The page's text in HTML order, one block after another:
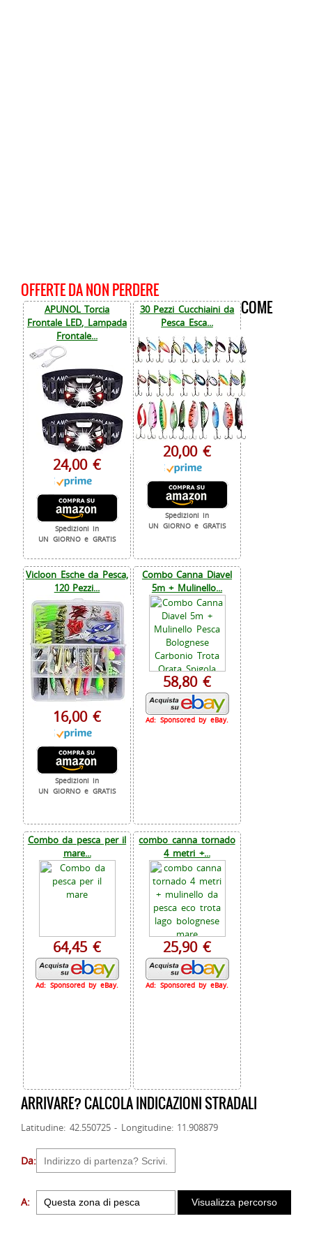
OFFERTE DA NON PERDERE
APUNOL Torcia
Frontale LED, Lampada
Frontale...
24,00 €
Spedizioni in
UN GIORNO e GRATIS
30 Pezzi Cucchiaini da
Pesca Esca...
20,00 €
Spedizioni in
UN GIORNO e GRATIS
Vicloon Esche da Pesca,
120 Pezzi...
16,00 €
Spedizioni in
UN GIORNO e GRATIS
Combo Canna Diavel
5m + Mulinello...
58,80 €
Ad: Sponsored by eBay.
Combo da pesca per il
mare...
64,45 €
Ad: Sponsored by eBay.
combo canna tornado
4 metri +...
25,90 €
Ad: Sponsored by eBay.
COME
ARRIVARE? CALCOLA INDICAZIONI STRADALI
Latitudine: 42.550725 - Longitudine: 11.908879
Da:
A: